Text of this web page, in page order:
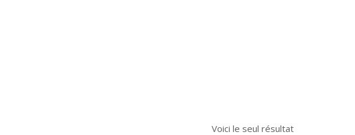
Voici le seul résultat